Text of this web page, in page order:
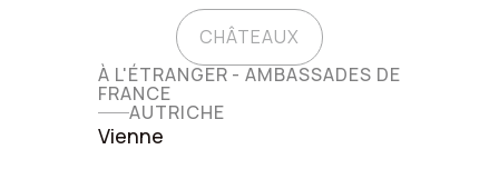
CHÂTEAUX
À L'ÉTRANGER - AMBASSADES DE
FRANCE
AUTRICHE
Vienne